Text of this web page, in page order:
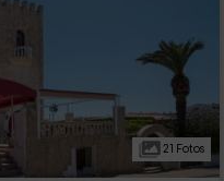
21 Fotos